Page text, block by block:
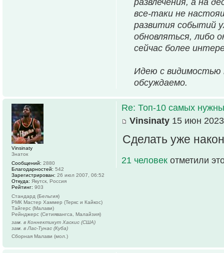
развлечения, а на
все-таки не
развития событий
обновляться, либо
сейчас более
Идею с видимостью
обсуждаемо.
Re: Топ-10 самых
Vinsinaty 15 июн
Сделать уже
21 человек отметили
Vinsinaty
Знаток
Сообщений: 2880
Благодарностей: 542
Зарегистрирован: 26 июл 2007, 06:52
Откуда: Якутск, Россия
Рейтинг: 903
Стандард (Бельгия)
РМК Мастер Хаммер (Теркс и Кайкос)
Тайгерс (Малави)
Рейнджерс (Сетиявангса, Малайзия)
зам. в Коннектикут Хаскис (США)
зам. в Лас-Тунас (Куба)
Сборная Малави (мол.)